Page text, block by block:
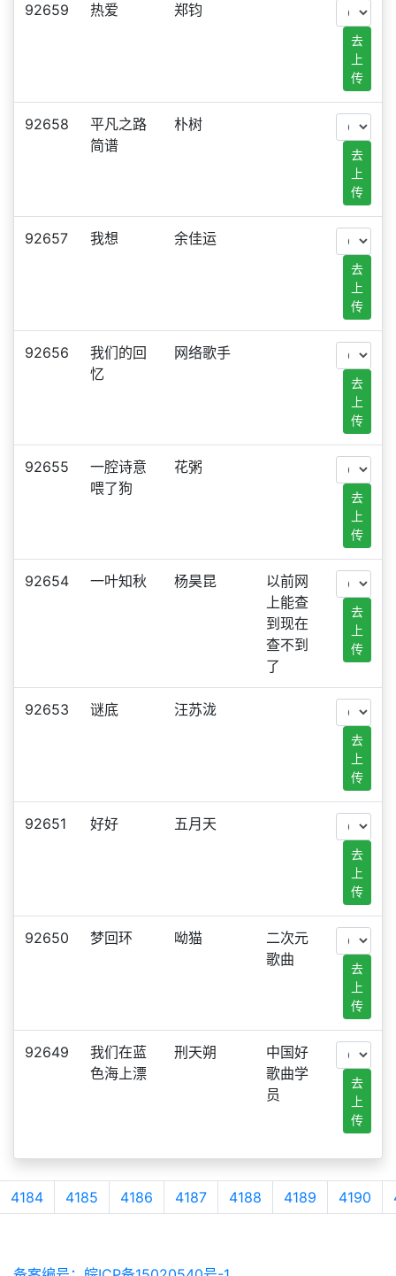
92659 热爱 郑钧
去
上
传
92658
平凡之路
简谱
朴树
去
上
传
92657 我想 余佳运
去
上
传
92656
我们的回
忆
网络歌手
去
上
传
92655
一腔诗意
喂了狗
花粥
去
上
传
92654 一叶知秋 杨昊昆
以前网
上能查
到现在
查不到
了
去
上
传
92653 谜底 汪苏泷
去
上
传
92651 好好 五月天
去
上
传
92650 梦回环 呦猫
二次元
歌曲
去
上
传
92649
我们在蓝
色海上漂
刑天朔
中国好
歌曲学
员
去
上
传
4184 4185 4186 4187 4188 4189 4190